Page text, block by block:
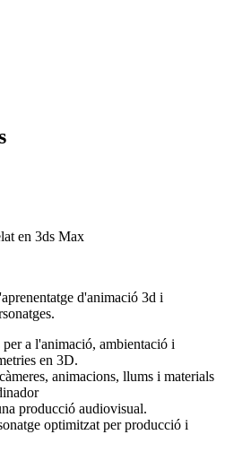
en 3ds Max
d'animació 3d i
a l'animació, ambientació i
en 3D.
animacions, llums i materials
producció audiovisual.
optimitzat per producció i